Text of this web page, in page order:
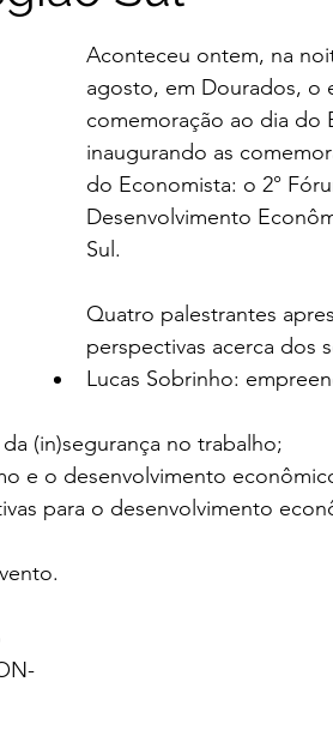
Aconteceu ontem, na
agosto, em Dourados, o
comemoração ao dia do
inaugurando as
do Economista: o 2°
Desenvolvimento
Sul.
Quatro palestrantes
perspectivas acerca dos
Lucas Sobrinho:
(in)segurança no trabalho;
e o desenvolvimento
para o desenvolvimento